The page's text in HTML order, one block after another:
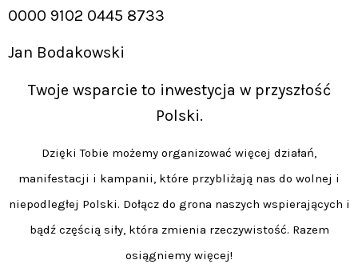
0000 9102 0445 8733
Jan Bodakowski
Twoje wsparcie to inwestycja w przyszłość
Polski.
Dzięki Tobie możemy organizować więcej działań,
manifestacji i kampanii, które przybliżają nas do wolnej i
niepodległej Polski. Dołącz do grona naszych wspierających i
bądź częścią siły, która zmienia rzeczywistość. Razem
osiągniemy więcej!